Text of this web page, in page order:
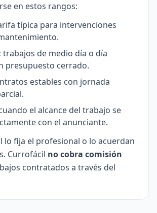
en estos rangos:
típica para intervenciones
trabajos de medio día o día
presupuesto cerrado.
estables con jornada
el alcance del trabajo se
con el anunciante.
lo fija el profesional o lo acuerdan
Currofácil no cobra comisión
contratados a través del